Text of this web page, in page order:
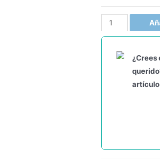
¿Crees